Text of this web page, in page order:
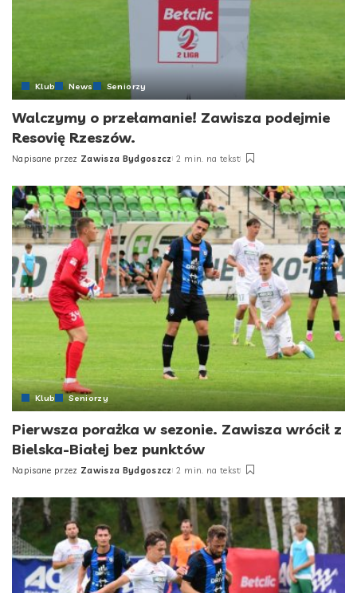
Klub News Seniorzy
Walczymy o przełamanie! Zawisza podejmie
Resovię Rzeszów.
Posted
Napisane przez Zawisza Bydgoszcz 2 min. na tekst
Klub Seniorzy
Pierwsza porażka w sezonie. Zawisza wrócił z
Bielska-Białej bez punktów
Posted
Napisane przez Zawisza Bydgoszcz 2 min. na tekst